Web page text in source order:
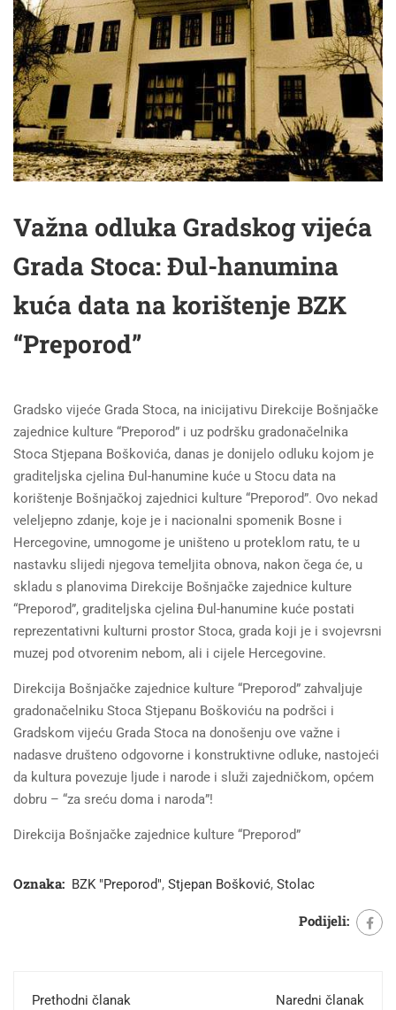
Važna odluka Gradskog vijeća
Grada Stoca: Đul-hanumina
kuća data na korištenje BZK
“Preporod”
Gradsko vijeće Grada Stoca, na inicijativu Direkcije Bošnjačke
zajednice kulture “Preporod” i uz podršku gradonačelnika
Stoca Stjepana Boškovića, danas je donijelo odluku kojom je
graditeljska cjelina Đul-hanumine kuće u Stocu data na
korištenje Bošnjačkoj zajednici kulture “Preporod”. Ovo nekad
veleljepno zdanje, koje je i nacionalni spomenik Bosne i
Hercegovine, umnogome je uništeno u proteklom ratu, te u
nastavku slijedi njegova temeljita obnova, nakon čega će, u
skladu s planovima Direkcije Bošnjačke zajednice kulture
“Preporod”, graditeljska cjelina Đul-hanumine kuće postati
reprezentativni kulturni prostor Stoca, grada koji je i svojevrsni
muzej pod otvorenim nebom, ali i cijele Hercegovine.
Direkcija Bošnjačke zajednice kulture “Preporod” zahvaljuje
gradonačelniku Stoca Stjepanu Boškoviću na podršci i
Gradskom vijeću Grada Stoca na donošenju ove važne i
nadasve društeno odgovorne i konstruktivne odluke, nastojeći
da kultura povezuje ljude i narode i služi zajedničkom, općem
dobru – “za sreću doma i naroda”!
Direkcija Bošnjačke zajednice kulture “Preporod”
Oznaka: BZK "Preporod", Stjepan Bošković, Stolac
Podijeli:
Prethodni članak Naredni članak